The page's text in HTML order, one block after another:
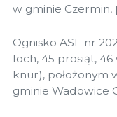
w gminie Czermin,
Ognisko ASF nr
loch, 45 prosiąt,
knur), położonym
gminie Wadowice